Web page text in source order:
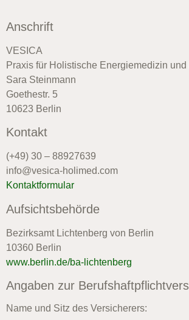
Anschrift
VESICA
Praxis für Holistische Energiemedizin
Sara Steinmann
Goethestr. 5
10623 Berlin
Kontakt
(+49) 30 – 88927639
info@vesica-holimed.com
Kontaktformular
Aufsichtsbehörde
Bezirksamt Lichtenberg von Berlin
10360 Berlin
www.berlin.de/ba-lichtenberg
Angaben zur
Name und Sitz des Versicherers: